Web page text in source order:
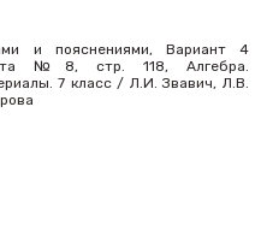
и пояснениями, Вариант 4
№8, стр. 118, Алгебра.
7 класс / Л.И. Звавич, Л.В.